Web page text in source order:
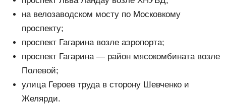
на велозаводском мосту по Московкому
проспекту;
проспект Гагарина возле аэропорта;
проспект Гагарина — район мясокомбината возле
Полевой;
улица Героев труда в сторону Шевченко и
Желярди.